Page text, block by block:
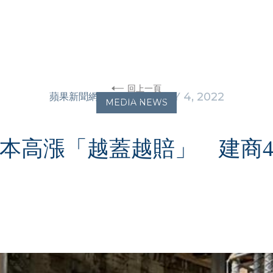
MEDIA NEWS
蘋果新聞網 • 王鈞生 JULY 4, 2022
回上一頁
高漲「越蓋越賠」 建商